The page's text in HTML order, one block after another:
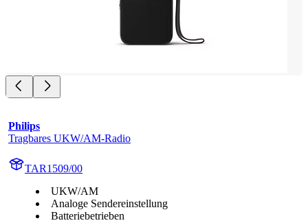
Philips
Tragbares UKW/AM-Radio
TAR1509/00
UKW/AM
Analoge Sendereinstellung
Batteriebetrieben